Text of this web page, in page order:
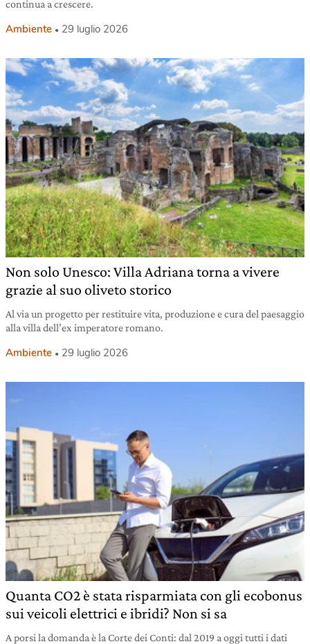
continua a crescere.
Ambiente 29 luglio 2026
Non solo Unesco: Villa Adriana torna a vivere
grazie al suo oliveto storico
Al via un progetto per restituire vita, produzione e cura del paesaggio
alla villa dell’ex imperatore romano.
Ambiente 29 luglio 2026
Quanta CO2 è stata risparmiata con gli ecobonus
sui veicoli elettrici e ibridi? Non si sa
A porsi la domanda è la Corte dei Conti: dal 2019 a oggi tutti i dati